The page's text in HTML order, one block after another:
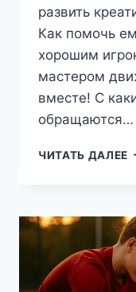
развить
Как помочь
хорошим
мастером
вместе! С
обращаются…
ЧИТАТЬ ДАЛЕЕ